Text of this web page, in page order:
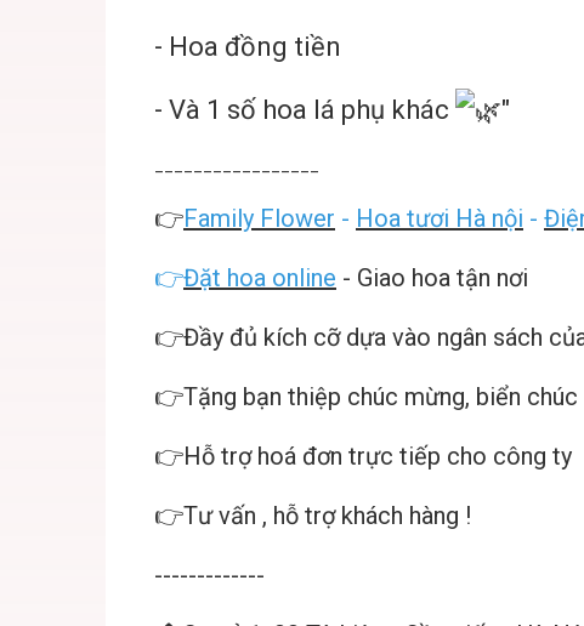
- Hoa đồng tiền
- Và 1 số hoa lá phụ khác "
👉Family Flower - Hoa tươi Hà nội -
👉Đặt hoa online - Giao hoa tận nơi
👉Đầy đủ kích cỡ dựa vào ngân sách
👉Tặng bạn thiệp chúc mừng, biển chúc
👉Hỗ trợ hoá đơn trực tiếp cho công ty
👉Tư vấn , hỗ trợ khách hàng !
-------------